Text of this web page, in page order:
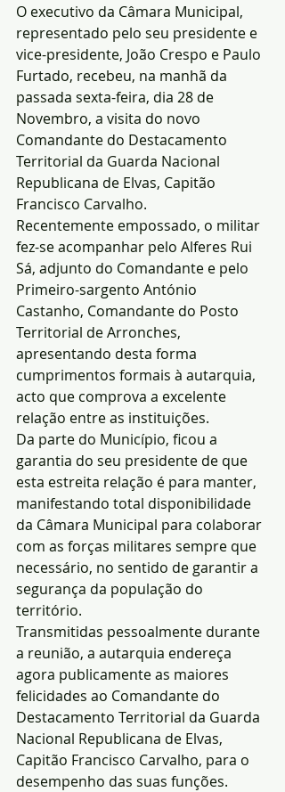
O executivo da Câmara Municipal,
representado pelo seu presidente e
vice-presidente, João Crespo e Paulo
Furtado, recebeu, na manhã da
passada sexta-feira, dia 28 de
Novembro, a visita do novo
Comandante do Destacamento
Territorial da Guarda Nacional
Republicana de Elvas, Capitão
Francisco Carvalho.
Recentemente empossado, o militar
fez-se acompanhar pelo Alferes Rui
Sá, adjunto do Comandante e pelo
Primeiro-sargento António
Castanho, Comandante do Posto
Territorial de Arronches,
apresentando desta forma
cumprimentos formais à autarquia,
acto que comprova a excelente
relação entre as instituições.
Da parte do Município, ficou a
garantia do seu presidente de que
esta estreita relação é para manter,
manifestando total disponibilidade
da Câmara Municipal para colaborar
com as forças militares sempre que
necessário, no sentido de garantir a
segurança da população do
território.
Transmitidas pessoalmente durante
a reunião, a autarquia endereça
agora publicamente as maiores
felicidades ao Comandante do
Destacamento Territorial da Guarda
Nacional Republicana de Elvas,
Capitão Francisco Carvalho, para o
desempenho das suas funções.